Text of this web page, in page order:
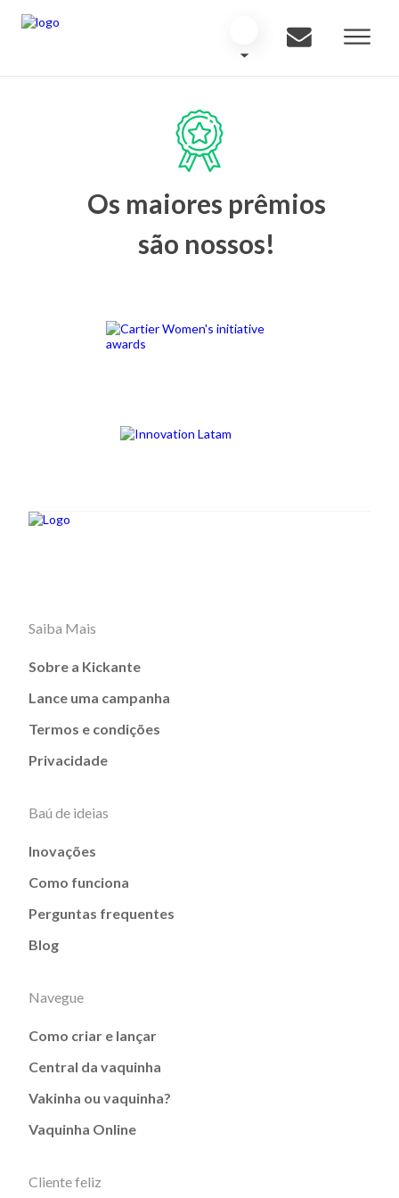
Os maiores prêmios
são nossos!
Saiba Mais
Sobre a Kickante
Lance uma campanha
Termos e condições
Privacidade
Baú de ideias
Inovações
Como funciona
Perguntas frequentes
Blog
Navegue
Como criar e lançar
Central da vaquinha
Vakinha ou vaquinha?
Vaquinha Online
Cliente feliz